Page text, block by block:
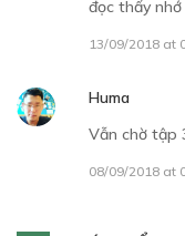
đọc thấy nhớ
13/09/2018 at
Huma
Vẫn chờ tập
08/09/2018 at